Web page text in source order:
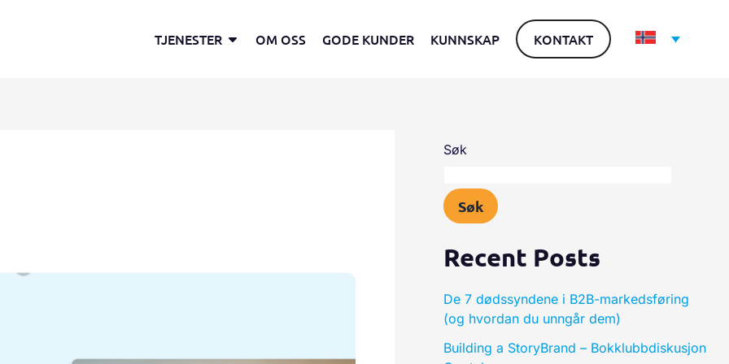
TJENESTER Open Tjenester
OM OSS GODE KUNDER KUNNSKAP KONTAKT
Søk
Søk
Recent Posts
De 7 dødssyndene i B2B-markedsføring
(og hvordan du unngår dem)
Building a StoryBrand – Bokklubbdiskusjon